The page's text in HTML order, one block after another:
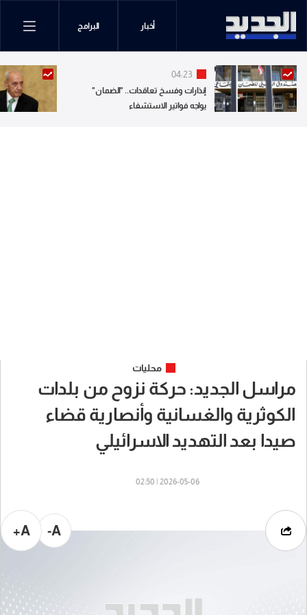
أخبار البرامج
04:23
إنذارات وفسخ تعاقدات.. "الضمان"
يواجه فواتير الاستشفاء
محليات
مراسل الجديد: حركة نزوح من بلدات
الكوثرية والغسانية وأنصارية قضاء
صيدا بعد التهديد الاسرائيلي
2026-05-06 | 02:50
A-
A+